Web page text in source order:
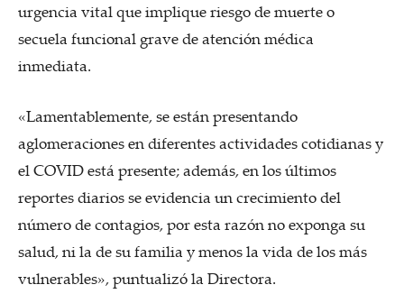
urgencia vital que implique riesgo de muerte o
secuela funcional grave de atención médica
inmediata.
«Lamentablemente, se están presentando
aglomeraciones en diferentes actividades cotidianas y
el COVID está presente; además, en los últimos
reportes diarios se evidencia un crecimiento del
número de contagios, por esta razón no exponga su
salud, ni la de su familia y menos la vida de los más
vulnerables», puntualizó la Directora.